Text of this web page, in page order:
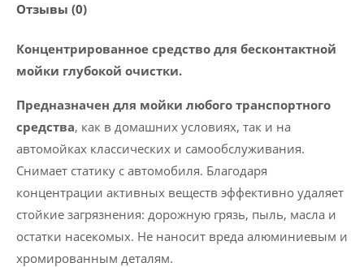
очистки
2020
"Active
Foam
66",
5
кг.
Отзывы (0)
Концентрированное средство для бесконтактной
мойки глубокой очистки.
Предназначен для мойки любого транспортного
средства, как в домашних условиях, так и на
автомойках классических и самообслуживания.
Снимает статику с автомобиля. Благодаря
концентрации активных веществ эффективно удаляет
стойкие загрязнения: дорожную грязь, пыль, масла и
остатки насекомых. Не наносит вреда алюминиевым и
хромированным деталям.